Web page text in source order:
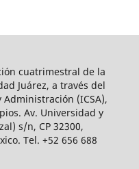
cuatrimestral de la
Juárez, a través del
(ICSA),
Av. Universidad y
s/n, CP 32300,
Tel. +52 656 688